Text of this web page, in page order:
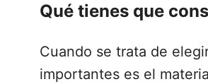
Qué tienes que
Cuando se trata de
importantes es el